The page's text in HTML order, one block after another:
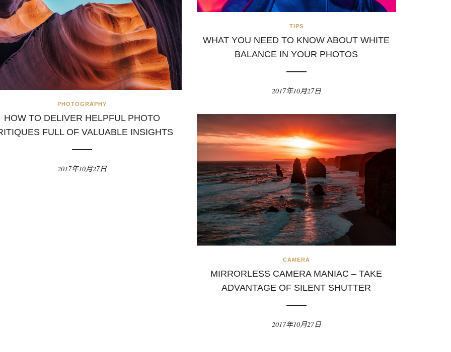
TIPS
WHAT YOU NEED TO KNOW ABOUT WHITE
BALANCE IN YOUR PHOTOS
2017年10月27日
PHOTOGRAPHY
HOW TO DELIVER HELPFUL PHOTO
FULL OF VALUABLE INSIGHTS
2017年10月27日
CAMERA
MIRRORLESS CAMERA MANIAC – TAKE
ADVANTAGE OF SILENT SHUTTER
2017年10月27日